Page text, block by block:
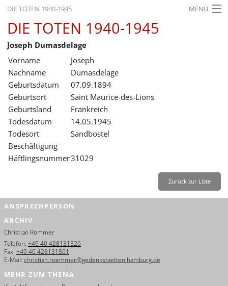
DIE TOTEN 1940-1945 MENU
STARTSEITE
AKTUELLES
AUSSTELLUNGEN
GESCHICHTE
BILDUNG
FORSCHUNG
SERVICE
Français
Dansk
Leichte Sprache
DIE TOTEN 1940-1945
Joseph Dumasdelage
Vorname
Joseph
Nachname
Dumasdelage
Geburtsdatum
07.09.1894
Geburtsort
Saint Maurice-des-Lions
Geburtsland
Frankreich
Todesdatum
14.05.1945
Todesort
Sandbostel
Beschäftigung
Häftlingsnummer31029
Zurück zur Liste
ANSPRECHPERSON
ARCHIV
Christian Römmer
Telefon: +49 40 428131526
Fax: +49 40 428131501
E-Mail: christian.roemmer@gedenkstaetten.hamburg.de
MEHR ZUM THEMA